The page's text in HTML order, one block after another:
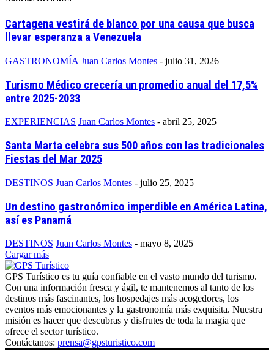
Cartagena vestirá de blanco por una causa que busca
llevar esperanza a Venezuela
GASTRONOMÍA Juan Carlos Montes - julio 31, 2026
Turismo Médico crecería un promedio anual del 17,5%
entre 2025-2033
EXPERIENCIAS Juan Carlos Montes - abril 25, 2025
Santa Marta celebra sus 500 años con las tradicionales
Fiestas del Mar 2025
DESTINOS Juan Carlos Montes - julio 25, 2025
Un destino gastronómico imperdible en América Latina,
así es Panamá
DESTINOS Juan Carlos Montes - mayo 8, 2025
Cargar más
GPS Turístico es tu guía confiable en el vasto mundo del turismo.
Con una información fresca y ágil, te mantenemos al tanto de los
destinos más fascinantes, los hospedajes más acogedores, los
eventos más emocionantes y la gastronomía más exquisita. Nuestra
misión es hacer que descubras y disfrutes de toda la magia que
ofrece el sector turístico.
Contáctanos: prensa@gpsturistico.com